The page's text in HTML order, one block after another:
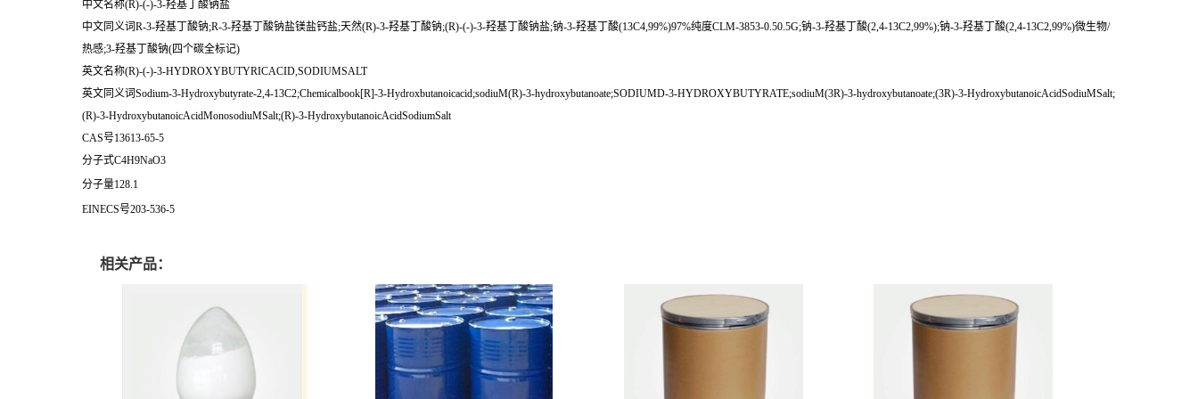
中文名称(R)-(-)-3-羟基丁酸钠盐
中文同义词R-3-羟基丁酸钠;R-3-羟基丁酸钠盐镁盐钙盐;天然(R)-3-羟基丁酸钠;(R)-(-)-3-羟基丁酸钠盐;钠-3-羟基丁酸(13C4,99%)97%纯度CLM-3853-0.50.5G;钠-3-羟基丁酸(2,4-13C2,99%);钠-3-羟基丁酸(2,4-13C2,99%)微生物/
热感;3-羟基丁酸钠(四个碳全标记)
英文名称(R)-(-)-3-HYDROXYBUTYRICACID,SODIUMSALT
英文同义词Sodium-3-Hydroxybutyrate-2,4-13C2;Chemicalbook[R]-3-Hydroxbutanoicacid;sodiuM(R)-3-hydroxybutanoate;SODIUMD-3-HYDROXYBUTYRATE;sodiuM(3R)-3-hydroxybutanoate;(3R)-3-HydroxybutanoicAcidSodiuMSalt;
(R)-3-HydroxybutanoicAcidMonosodiuMSalt;(R)-3-HydroxybutanoicAcidSodiumSalt
CAS号13613-65-5
分子式C4H9NaO3
分子量128.1
EINECS号203-536-5
相关产品：